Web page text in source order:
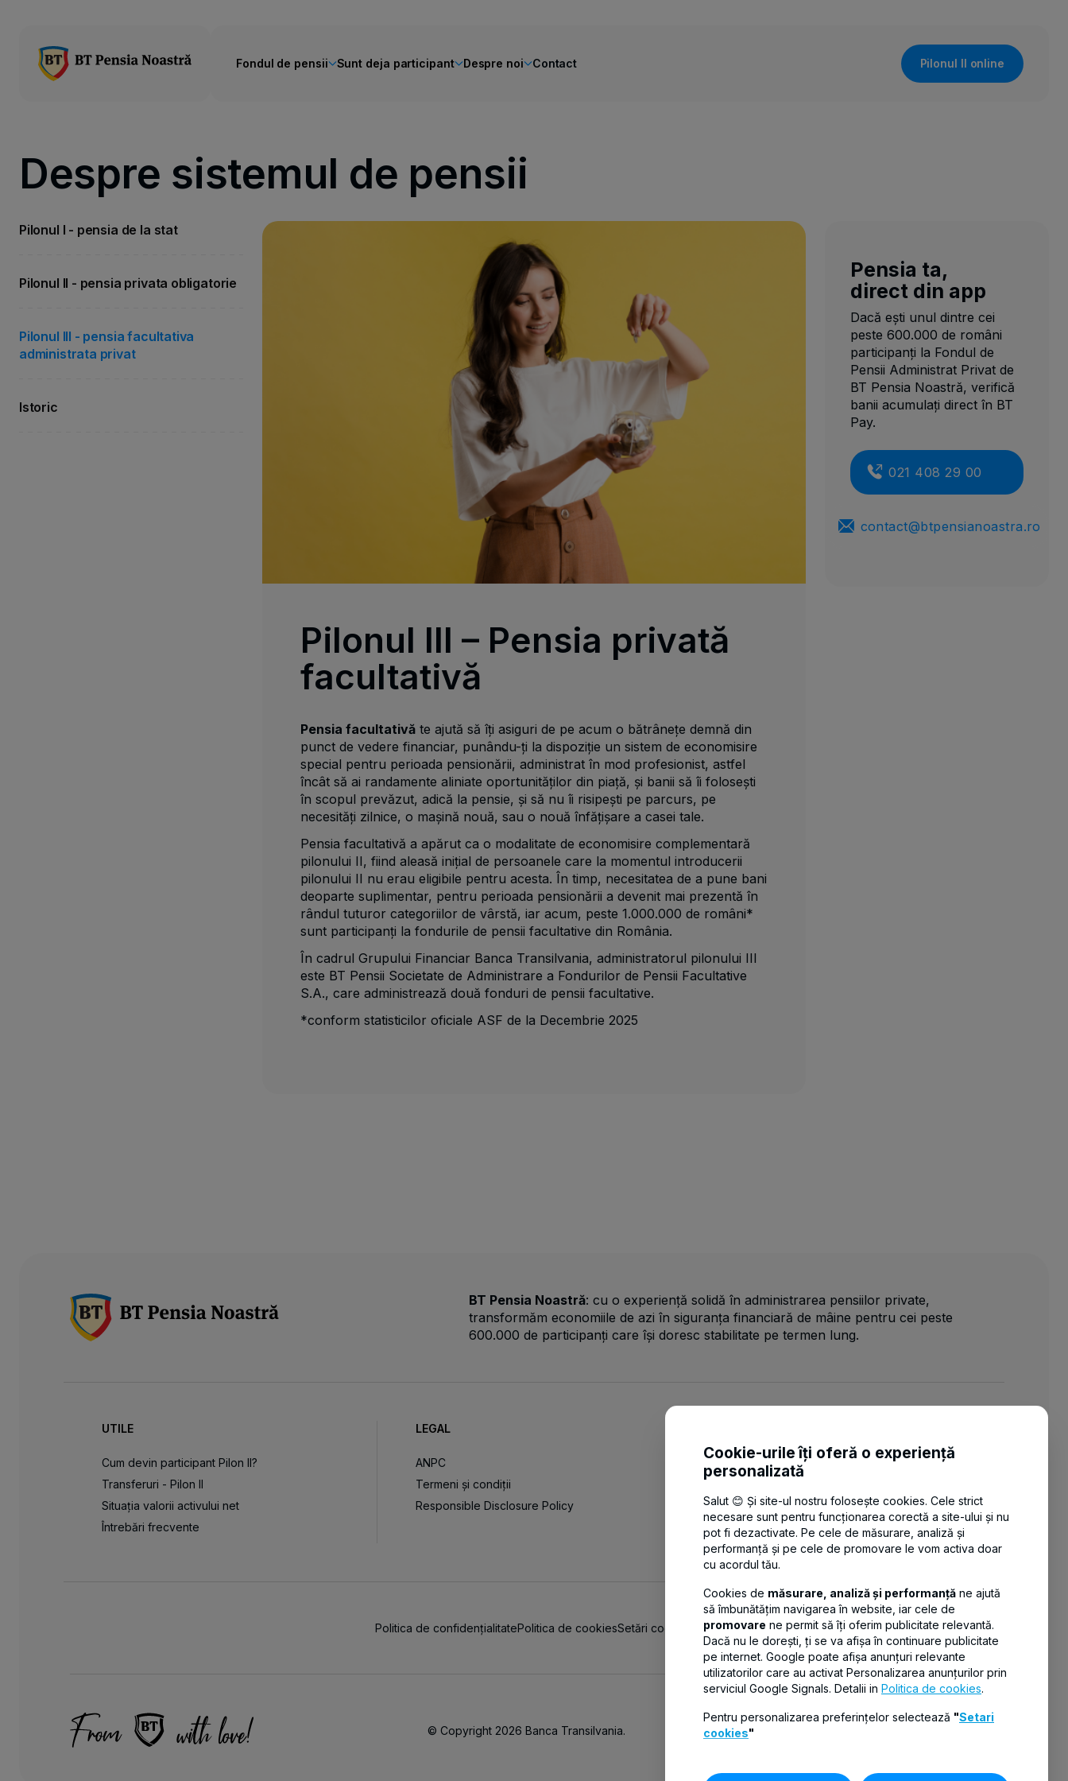
Fondul de pensii Sunt deja participant Despre noi Contact Pilonul II online
Despre sistemul de pensii
Pilonul I - pensia de la stat
Pilonul II - pensia privata obligatorie
Pilonul III - pensia facultativa
administrata privat
Istoric
Pilonul III – Pensia privată
facultativă
Pensia facultativă te ajută să îți asiguri de pe acum o bătrânețe demnă din
punct de vedere financiar, punându-ți la dispoziție un sistem de economisire
special pentru perioada pensionării, administrat în mod profesionist, astfel
încât să ai randamente aliniate oportunităților din piață, și banii să îi folosești
în scopul prevăzut, adică la pensie, și să nu îi risipești pe parcurs, pe
necesități zilnice, o mașină nouă, sau o nouă înfățișare a casei tale.
Pensia facultativă a apărut ca o modalitate de economisire complementară
pilonului II, fiind aleasă inițial de persoanele care la momentul introducerii
pilonului II nu erau eligibile pentru acesta. În timp, necesitatea de a pune bani
deoparte suplimentar, pentru perioada pensionării a devenit mai prezentă în
rândul tuturor categoriilor de vârstă, iar acum, peste 1.000.000 de români*
sunt participanți la fondurile de pensii facultative din România.
În cadrul Grupului Financiar Banca Transilvania, administratorul pilonului III
este BT Pensii Societate de Administrare a Fondurilor de Pensii Facultative
S.A., care administrează două fonduri de pensii facultative.
*conform statisticilor oficiale ASF de la Decembrie 2025
Pensia ta,
direct din app
Dacă ești unul dintre cei
peste 600.000 de români
participanți la Fondul de
Pensii Administrat Privat de
BT Pensia Noastră, verifică
banii acumulați direct în BT
Pay.
021 408 29 00
contact@btpensianoastra.ro
BT Pensia Noastră: cu o experiență solidă în administrarea pensiilor private,
transformăm economiile de azi în siguranța financiară de mâine pentru cei peste
600.000 de participanți care își doresc stabilitate pe termen lung.
UTILE
Cum devin participant Pilon II?
Transferuri - Pilon II
Situația valorii activului net
Întrebări frecvente
LEGAL
ANPC
Termeni și condiții
Responsible Disclosure Policy
T:021 408 29 00 |021 408 29 39
vreaupensie@btpensianoastra.ro
A: Str. Gheorghe Polizu, Nr. 58-60, Etaj 8
(zona 2), Sector 1, București
Politica de confidențialitatePolitica de cookiesSetări cookies
© Copyright 2026 Banca Transilvania.
Cookie-urile îți oferă o experiență
personalizată
Salut 😊 Și site-ul nostru folosește cookies. Cele strict
necesare sunt pentru funcționarea corectă a site-ului și nu
pot fi dezactivate. Pe cele de măsurare, analiză și
performanță și pe cele de promovare le vom activa doar
cu acordul tău.
Cookies de măsurare, analiză și performanță ne ajută
să îmbunătățim navigarea în website, iar cele de
promovare ne permit să îți oferim publicitate relevantă.
Dacă nu le dorești, ți se va afișa în continuare publicitate
pe internet. Google poate afișa anunțuri relevante
utilizatorilor care au activat Personalizarea anunțurilor prin
serviciul Google Signals. Detalii in Politica de cookies.
Pentru personalizarea preferințelor selectează "Setari
cookies"